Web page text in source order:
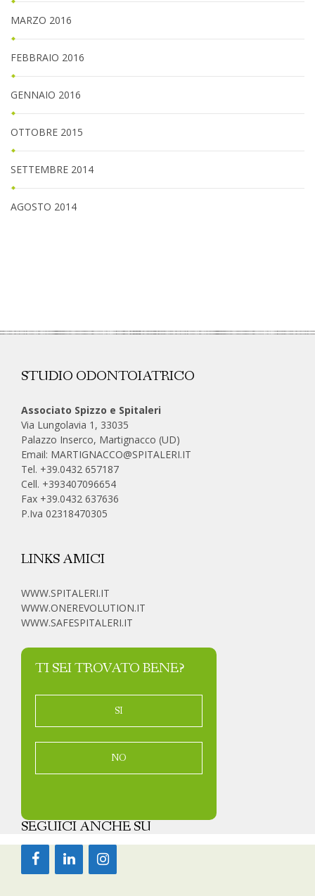
MARZO 2016
FEBBRAIO 2016
GENNAIO 2016
OTTOBRE 2015
SETTEMBRE 2014
AGOSTO 2014
STUDIO ODONTOIATRICO
Associato Spizzo e Spitaleri
Via Lungolavia 1, 33035
Palazzo Inserco, Martignacco (UD)
Email: MARTIGNACCO@SPITALERI.IT
Tel. +39.0432 657187
Cell. +393407096654
Fax +39.0432 637636
P.Iva 02318470305
LINKS AMICI
WWW.SPITALERI.IT
WWW.ONEREVOLUTION.IT
WWW.SAFESPITALERI.IT
TI SEI TROVATO BENE?
SI
NO
SEGUICI ANCHE SU